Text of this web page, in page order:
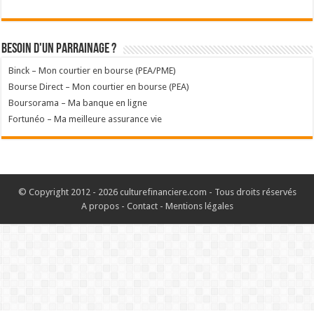
Besoin d'un parrainage ?
Binck – Mon courtier en bourse (PEA/PME)
Bourse Direct – Mon courtier en bourse (PEA)
Boursorama – Ma banque en ligne
Fortunéo – Ma meilleure assurance vie
© Copyright 2012 - 2026 culturefinanciere.com - Tous droits réservés
A propos- Contact- Mentions légales